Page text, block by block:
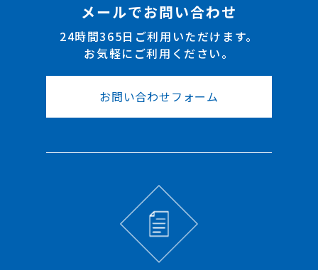
メールでお問い合わせ
24時間365日ご利用いただけます。
お気軽にご利用ください。
お問い合わせフォーム